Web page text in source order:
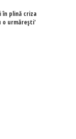
în plină criza
o urmărești'